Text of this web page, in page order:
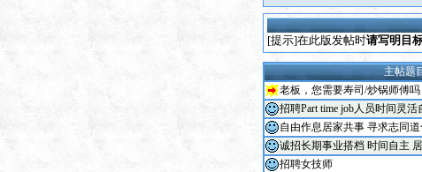
[提示]在此版发帖时请写明目
主帖题
老板，您需要寿司/炒锅师傅吗
招聘Part time job人员时间灵活
自由作息居家共事 寻求志同
诚招长期事业搭档 时间自主
招聘女技师